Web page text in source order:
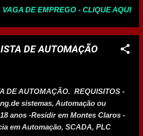
TÉCNICO EM
VAGA DE EMPREGO - CLIQUE AQUI
DE AUTOMAÇÃO
DE AUTOMAÇÃO. REQUISITOS -
sistemas, Automação ou
anos -Residir em Montes Claros -
em Automação, SCADA, PLC